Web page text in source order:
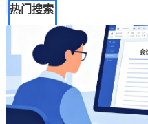
热门搜索